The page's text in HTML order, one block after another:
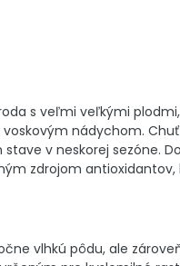
s veľmi veľkými
nádychom.
v neskorej sezóne.
zdrojom
vlhkú pôdu, ale